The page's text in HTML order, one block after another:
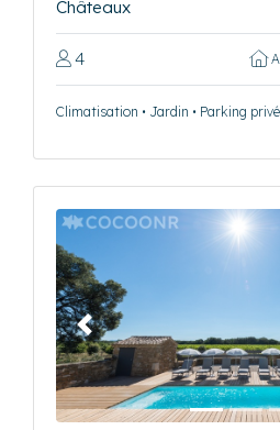
Châteaux
4
Climatisation • Jardin • Parking privé
Précédent